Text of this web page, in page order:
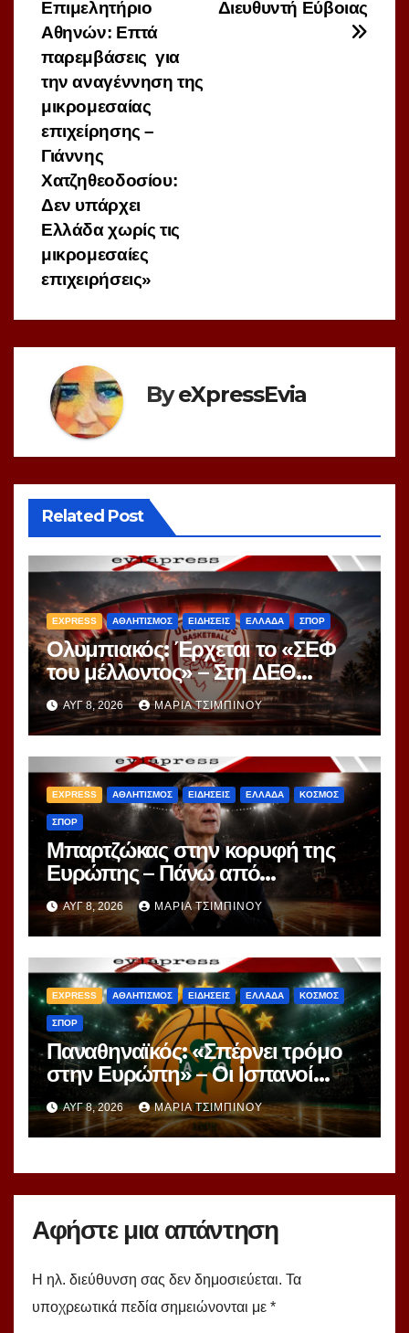
Διευθυντή Εύβοιας
Επιμελητήριο
Αθηνών: Επτά
παρεμβάσεις για
την αναγέννηση της
μικρομεσαίας
επιχείρησης –
Γιάννης
Χατζηθεοδοσίου:
Δεν υπάρχει
Ελλάδα χωρίς τις
μικρομεσαίες
επιχειρήσεις»
ByeXpressEvia
Related Post
EXPRESS ΑΘΛΗΤΙΣΜΟΣ ΕΙΔΗΣΕΙΣ ΕΛΛΑΔΑ ΣΠΟΡ
Ολυμπιακός: Έρχεται το «ΣΕΦ
του μέλλοντος» – Στη ΔΕΘ
αποκαλύπτεται το μεγάλο
project 40ετίας
ΑΥΓ 8, 2026 ΜΑΡΊΑ ΤΣΙΜΠΙΝΟΎ
EXPRESS ΑΘΛΗΤΙΣΜΟΣ ΕΙΔΗΣΕΙΣ ΕΛΛΑΔΑ ΚΟΣΜΟΣ
ΣΠΟΡ
Μπαρτζώκας στην κορυφή της
Ευρώπης – Πάνω από
Γιασικεβίτσιους και
Ομπράντοβιτς στο power
ranking!
ΑΥΓ 8, 2026 ΜΑΡΊΑ ΤΣΙΜΠΙΝΟΎ
EXPRESS ΑΘΛΗΤΙΣΜΟΣ ΕΙΔΗΣΕΙΣ ΕΛΛΑΔΑ ΚΟΣΜΟΣ
ΣΠΟΡ
Παναθηναϊκός: «Σπέρνει τρόμο
στην Ευρώπη» – Οι Ισπανοί
βλέπουν μια πράσινη
υπερομάδα!
ΑΥΓ 8, 2026 ΜΑΡΊΑ ΤΣΙΜΠΙΝΟΎ
Αφήστε μια απάντηση
Η ηλ. διεύθυνση σας δεν δημοσιεύεται. Τα
υποχρεωτικά πεδία σημειώνονται με *